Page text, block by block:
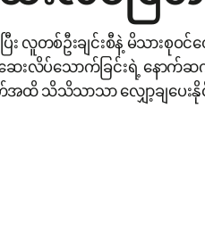
တစ်ဦးချင်းစီနဲ့ မိသားစုဝင်
ာ့ ဆေးလိပ်သောက်ခြင်းရဲ့ နေ
သိသိသာသာ လျှော့ချပေးနို